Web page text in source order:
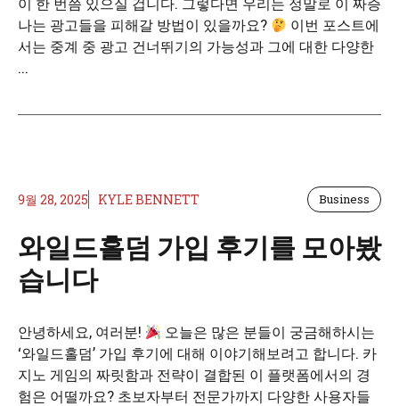
나는 광고들을 피해갈 방법이 있을까요?
이번 포스트에
서는 중계 중 광고 건너뛰기의 가능성과 그에 대한 다양한
...
9월 28, 2025 KYLE BENNETT Business
와일드홀덤 가입 후기를 모아봤
습니다
안녕하세요, 여러분!
오늘은 많은 분들이 궁금해하시는
‘와일드홀덤’ 가입 후기에 대해 이야기해보려고 합니다. 카
지노 게임의 짜릿함과 전략이 결합된 이 플랫폼에서의 경
험은 어떨까요? 초보자부터 전문가까지 다양한 사용자들